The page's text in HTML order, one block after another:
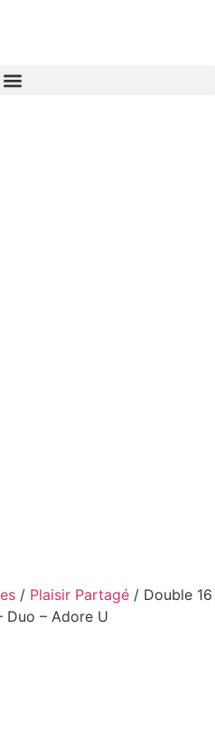
/ Plaisir Partagé / Double 16
Duo – Adore U